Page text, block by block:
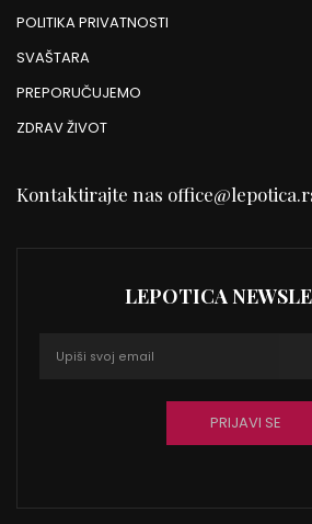
POLITIKA PRIVATNOSTI
SVAŠTARA
PREPORUČUJEMO
ZDRAV ŽIVOT
Kontaktirajte nas
LEPOTICA